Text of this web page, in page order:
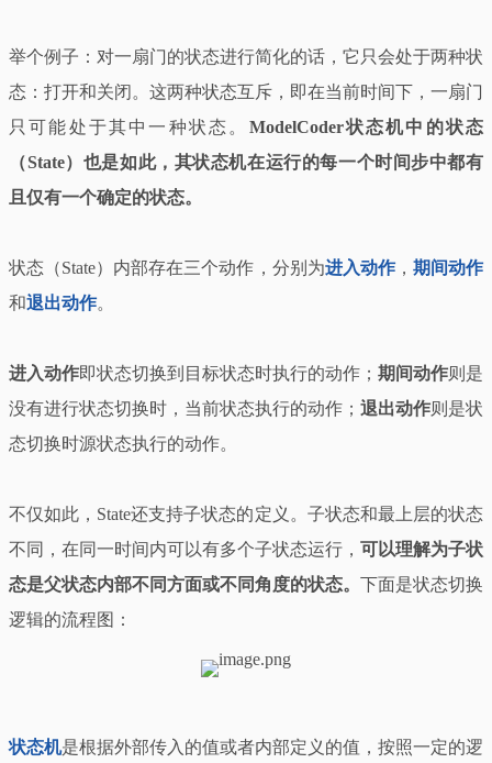
举个例子：对一扇门的状态进行简化的话，它只会处于两种状
态：打开和关闭。这两种状态互斥，即在当前时间下，一扇门
只可能处于其中一种状态。 ModelCoder状态机中的状态
（State）也是如此，其状态机在运行的每一个时间步中都有
且仅有一个确定的状态。
状态（State）内部存在三个动作，分别为进入动作， 期间动作
和退出动作。
进入动作即状态切换到目标状态时执行的动作； 期间动作则是
没有进行状态切换时，当前状态执行的动作； 退出动作则是状
态切换时源状态执行的动作。
不仅如此，State还支持子状态的定义。子状态和最上层的状态
不同，在同一时间内可以有多个子状态运行， 可以理解为子状
态是父状态内部不同方面或不同角度的状态。 下面是状态切换
逻辑的流程图：
状态机是根据外部传入的值或者内部定义的值，按照一定的逻